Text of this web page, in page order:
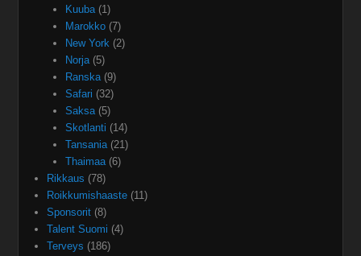
Kuuba(1)
Marokko(7)
New York(2)
Norja(5)
Ranska(9)
Safari (32)
Saksa(5)
Skotlanti (14)
Tansania(21)
Thaimaa(6)
Rikkaus (78)
Roikkumishaaste (11)
Sponsorit (8)
Talent Suomi (4)
Terveys (186)